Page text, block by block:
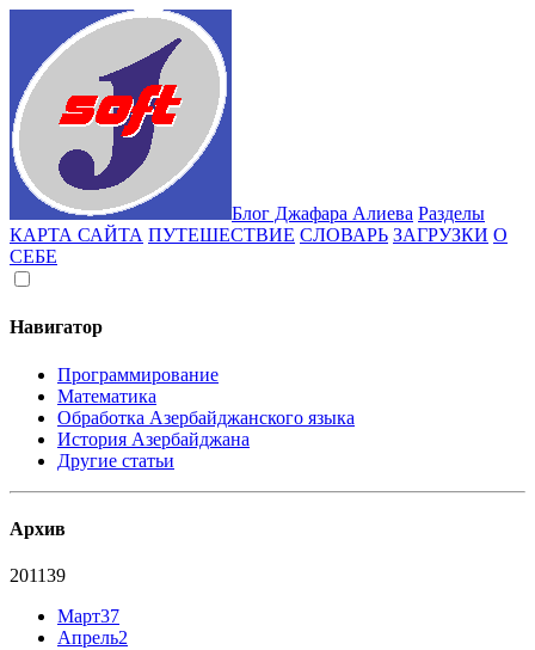
Блог Джафара Алиева Разделы
КАРТА САЙТА ПУТЕШЕСТВИЕ СЛОВАРЬ ЗАГРУЗКИ О
СЕБЕ
Навигатор
Программирование
Математика
Обработка Азербайджанского языка
История Азербайджана
Другие статьи
Архив
201139
Март37
Апрель2